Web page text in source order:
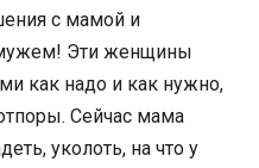
с мамой и
Эти женщины
как надо и как нужно,
Сейчас мама
уколоть, на что у